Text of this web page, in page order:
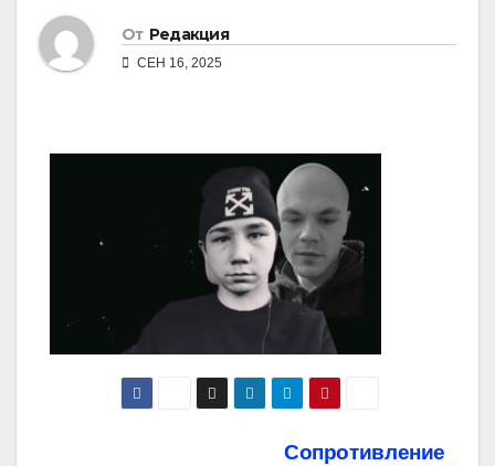
От Редакция
СЕН 16, 2025
Сопротивление